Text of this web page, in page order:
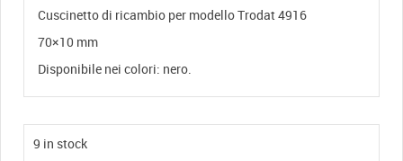
Cuscinetto di ricambio per modello Trodat 4916
70×10 mm
Disponibile nei colori: nero.
9 in stock